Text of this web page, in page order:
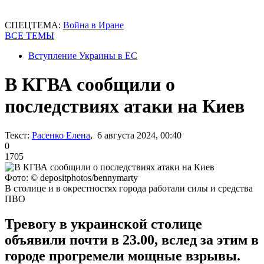
СПЕЦТЕМА: Война в Иране
ВСЕ ТЕМЫ
Вступление Украины в ЕС
В КГВА сообщили о
последствиях атаки на Киев
Текст: Расенко Елена, 6 августа 2024, 00:40
0
1705
Фото: © depositphotos/bennymarty
В столице и в окрестностях города работали силы и средства
ПВО
Тревогу в украинской столице
объявили почти в 23.00, вслед за этим в
городе прогремели мощные взрывы.